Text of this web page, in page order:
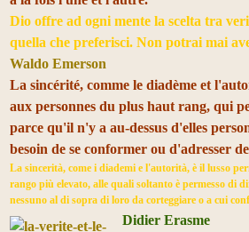
Dio offre ad ogni mente la scelta tra
quella che preferisci. Non potrai mai
Waldo Emerson
La sincérité, comme le diadème et
aux personnes du plus haut rang, qui
parce qu'il n'y a au-dessus d'elles
besoin de se conformer ou d'adresser
La sincerità, come i diademi e l'autorità, è il lusso
rango più elevato, alle quali soltanto è permesso di
nessuno al di sopra di loro da corteggiare o a cui
Didier Erasme